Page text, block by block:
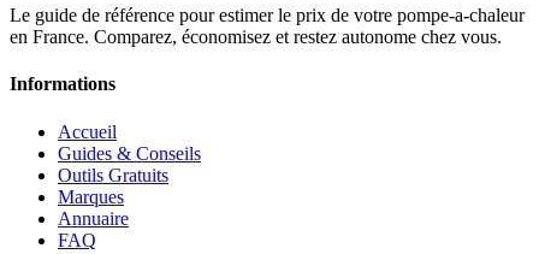
Le guide de référence pour estimer le prix de votre pompe-a-chaleur
en France. Comparez, économisez et restez autonome chez vous.
Informations
Accueil
Guides & Conseils
Outils Gratuits
Marques
Annuaire
FAQ